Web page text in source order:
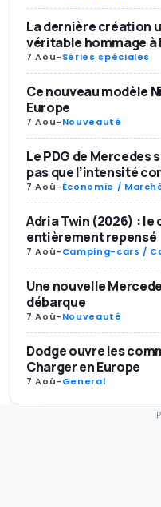
La dernière création
véritable hommage à
7 Aoû-Séries spéciales
Ce nouveau modèle
Europe
7 Aoû-Nouveauté
Le PDG de Mercedes
pas que l’intensité
7 Aoû-Économie /
Adria Twin (2026) :
entièrement repensé
7 Aoû-Camping-cars /
Une nouvelle
débarque
7 Aoû-Nouveauté
Dodge ouvre les
Charger en Europe
7 Aoû-General